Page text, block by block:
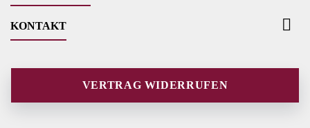
KONTAKT 
VERTRAG WIDERRUFEN